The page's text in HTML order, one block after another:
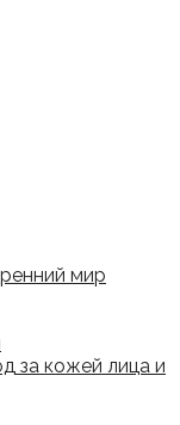
мир
за кожей лица и